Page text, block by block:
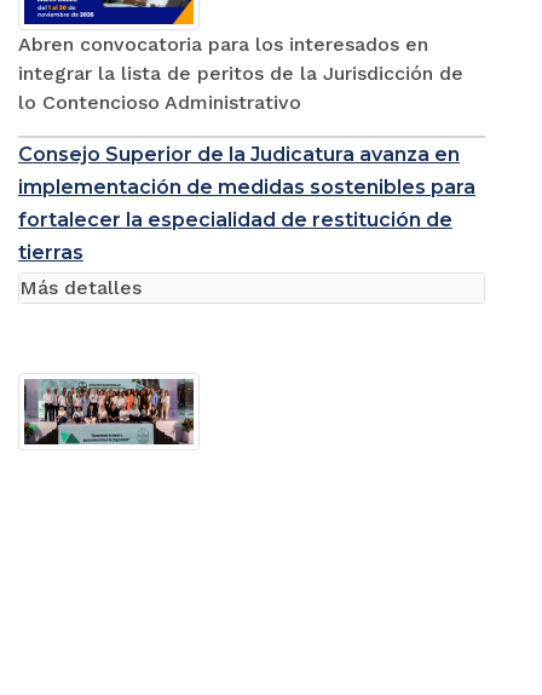
Abren convocatoria para los interesados en
integrar la lista de peritos de la Jurisdicción de
lo Contencioso Administrativo
Consejo Superior de la Judicatura avanza en
implementación de medidas sostenibles para
fortalecer la especialidad de restitución de
tierras
Más detalles